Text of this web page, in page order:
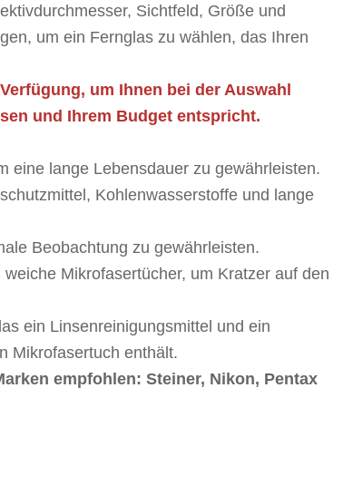
Sichtfeld, Größe und
um ein Fernglas zu wählen, das Ihren
um Ihnen bei der Auswahl
und Ihrem Budget entspricht.
eine lange Lebensdauer zu gewährleisten.
Kohlenwasserstoffe und lange
Beobachtung zu gewährleisten.
Mikrofasertücher, um Kratzer auf den
ein Linsenreinigungsmittel und ein
Mikrofasertuch enthält.
empfohlen: Steiner, Nikon, Pentax